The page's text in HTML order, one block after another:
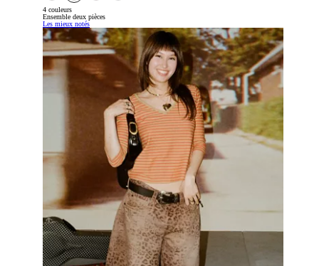
4 couleurs
Ensemble deux pièces
Les mieux notés